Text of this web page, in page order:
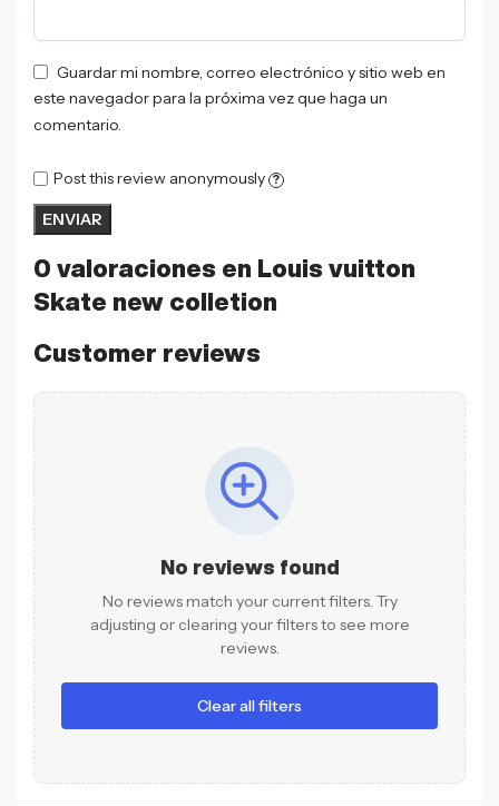
0 valoraciones en Louis vuitton
Skate new colletion
Customer reviews
No reviews found
No reviews match your current filters. Try
adjusting or clearing your filters to see more
reviews.
Clear all filters
Guardar mi nombre, correo electrónico y sitio web en
este navegador para la próxima vez que haga un
comentario.
Post this review anonymously ?